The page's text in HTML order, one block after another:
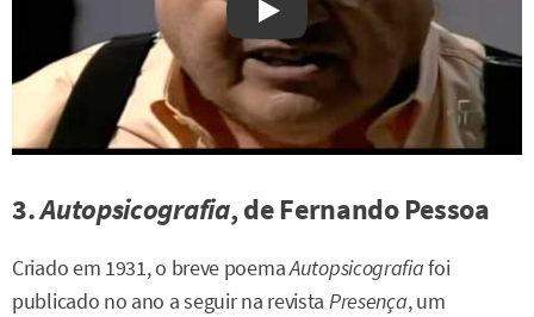
Watch on YouTube
3.Autopsicografia, de Fernando Pessoa
Criado em 1931, o breve poemaAutopsicografiafoi
publicado no ano a seguir na revista Presença, um